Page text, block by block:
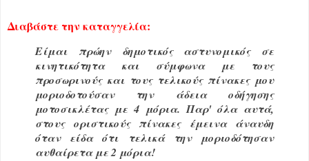
Διαβάστε την καταγγελία:
Είμαι πρώην δημοτικός αστυνομικός σε
κινητικότητα και σύμφωνα με τους
προσωρινούς και τους τελικούς πίνακες μου
μοριοδοτούσαν την άδεια οδήγησης
μοτοσικλέτας με 4 μόρια. Παρ' όλα αυτά,
στους οριστικούς πίνακες έμεινα άναυδη
όταν είδα ότι τελικά την μοριοδότησαν
αυθαίρετα με 2 μόρια!